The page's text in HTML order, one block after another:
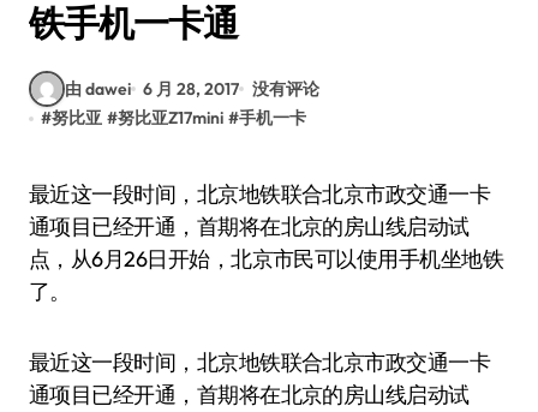
铁手机一卡通
由 dawei 6 月 28, 2017 没有评论
#努比亚 #努比亚Z17mini #手机一卡
最近这一段时间，北京地铁联合北京市政交通一卡
通项目已经开通，首期将在北京的房山线启动试
点，从6月26日开始，北京市民可以使用手机坐地铁
了。
最近这一段时间，北京地铁联合北京市政交通一卡
通项目已经开通，首期将在北京的房山线启动试